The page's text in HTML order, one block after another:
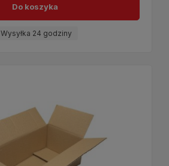
Do koszyka
Wysyłka 24 godziny